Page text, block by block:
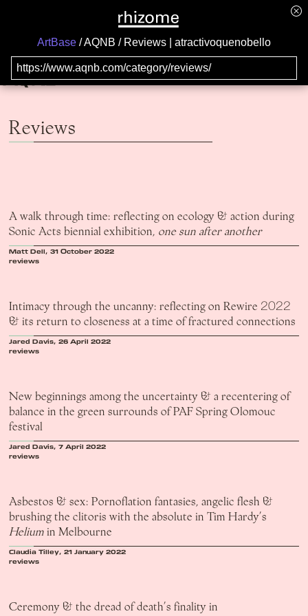
ArtBase AQNB Reviews | atractivoquenobello